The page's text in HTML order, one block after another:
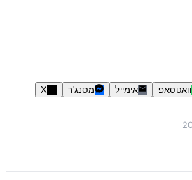
וואטסאפ אימייל מסנג'ר X